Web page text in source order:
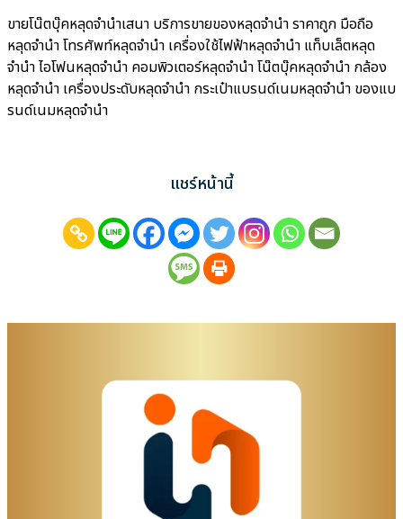
ขายโน๊ตบุ๊คหลุดจำนำเสนา บริการขายของหลุดจำนำ ราคาถูก มือถือ
หลุดจำนำ โทรศัพท์หลุดจำนำ เครื่องใช้ไฟฟ้าหลุดจำนำ แท็บเล็ตหลุด
จำนำ ไอโฟนหลุดจำนำ คอมพิวเตอร์หลุดจำนำ โน๊ตบุ๊คหลุดจำนำ กล้อง
หลุดจำนำ เครื่องประดับหลุดจำนำ กระเป๋าแบรนด์เนมหลุดจำนำ ของแบ
รนด์เนมหลุดจำนำ
แชร์หน้านี้